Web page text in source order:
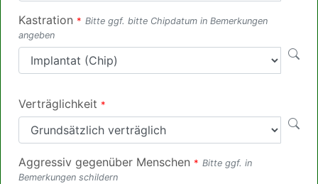
Kastration * Bitte ggf. bitte Chipdatum in Bemerkungen
angeben
Verträglichkeit *
Aggressiv gegenüber Menschen * Bitte ggf. in
Bemerkungen schildern